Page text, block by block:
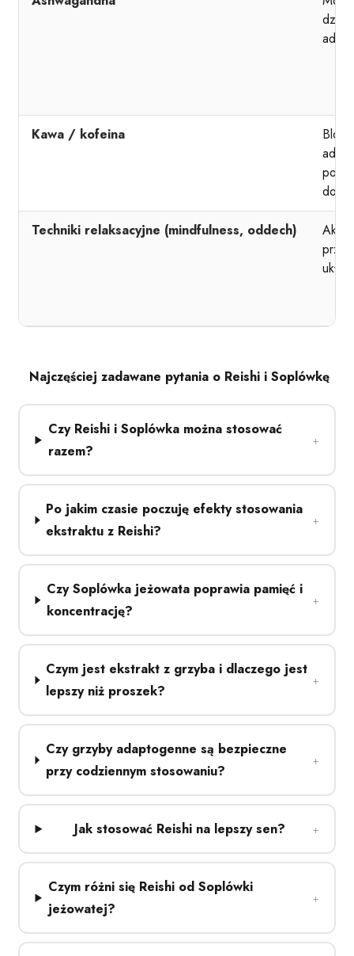
działa
Kawa / kofeina
Techniki relaksacyjne (mindfulness, oddech)
Najczęściej zadawane pytania o Reishi i Soplówkę
Czy Reishi i Soplówka można stosować
razem?
Po jakim czasie poczuję efekty stosowania
ekstraktu z Reishi?
Czy Soplówka jeżowata poprawia pamięć i
koncentrację?
Czym jest ekstrakt z grzyba i dlaczego jest
lepszy niż proszek?
Czy grzyby adaptogenne są bezpieczne
przy codziennym stosowaniu?
Jak stosować Reishi na lepszy sen?
Czym różni się Reishi od Soplówki
jeżowatej?